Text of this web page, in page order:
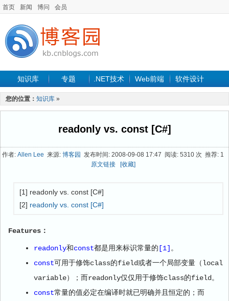
首页 新闻 博问 会员
知识库 专题 .NET技术 Web前端 软件设计
手机开发
最新文章
您的位置： 知识库 »
readonly vs. const [C#]
作者: Allen Lee 来源: 博客园 发布时间: 2008-09-08 17:47 阅读: 5310 次 推荐: 1
原文链接
[收藏]
[1] readonly vs. const [C#]
[2] readonly vs. const [C#]
Features：
readonly和const都是用来标识常量的 [1] 。
const可用于修饰class的field或者一个局部变量（local
variable）；而readonly仅仅用于修饰class的field。
const常量的值必定在编译时就已明确并且恒定的；而